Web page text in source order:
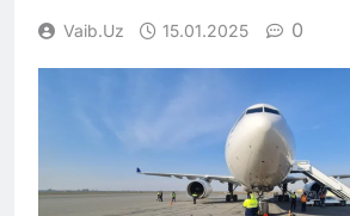
Vaib.uz 15.01.2025 0